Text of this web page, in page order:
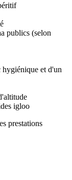
publics (selon
hygiénique et d'un
igloo
prestations